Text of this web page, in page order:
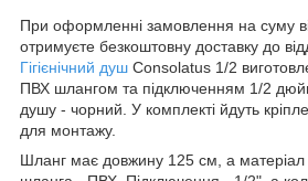
При оформленні замовлення на суму
отримуєте безкоштовну доставку до
Гігієнічний душ Consolatus 1/2
ПВХ шлангом та підключенням 1/2
душу - чорний. У комплекті йдуть
для монтажу.
Шланг має довжину 125 см, а